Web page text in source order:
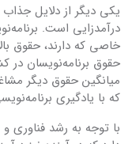
یکی دیگر از دلایل جذاب
درآمدزایی است.
خاصی که دارند، حقوق
حقوق برنامه‌نویسان در
میانگین حقوق دیگر
که با یادگیری
با توجه به رشد فناوری و